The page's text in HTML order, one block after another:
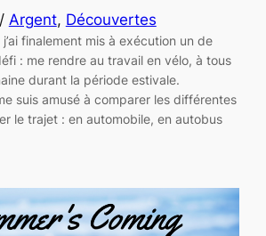
/ Argent, Découvertes
finalement mis à exécution un de
: me rendre au travail en vélo, à tous
durant la période estivale.
suis amusé à comparer les différentes
le trajet : en automobile, en autobus